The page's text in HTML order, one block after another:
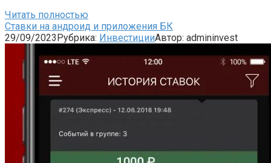
Читать полностью
Ставки на андроид и приложения БК
29/09/2023Рубрика: ИнвестицииАвтор: admininvest